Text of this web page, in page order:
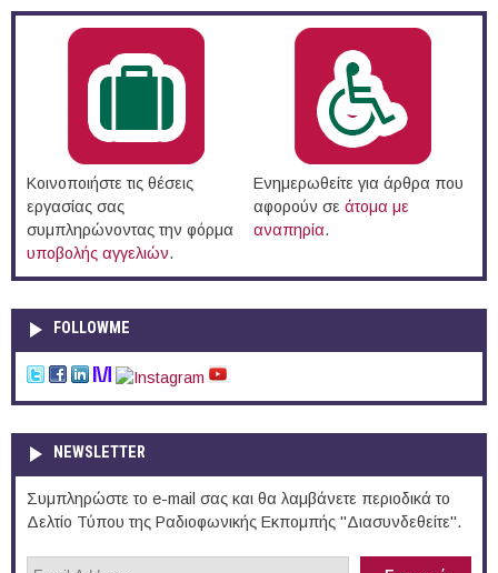
Κοινοποιήστε τις θέσεις
εργασίας σας
συμπληρώνοντας την φόρμα
υποβολής αγγελιών.
Ενημερωθείτε για άρθρα που
αφορούν σε άτομα με
αναπηρία.
FOLLOWME
NEWSLETTER
Συμπληρώστε το e-mail σας και θα λαμβάνετε περιοδικά το
Δελτίο Τύπου της Ραδιοφωνικής Εκπομπής "Διασυνδεθείτε".